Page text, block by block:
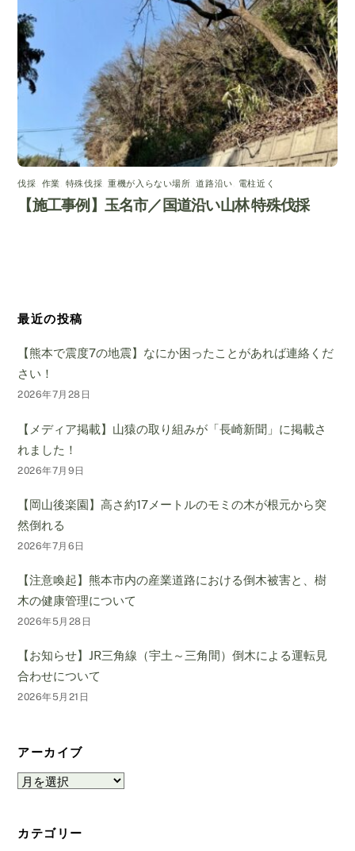
伐採 作業 特殊伐採 ,重機が入らない場所 ,道路沿い 電柱近く
【施工事例】玉名市／国道沿い山林 特殊伐採
最近の投稿
【熊本で震度7の地震】なにか困ったことがあれば連絡くだ
さい！
2026年7月28日
【メディア掲載】山猿の取り組みが「長崎新聞」に掲載さ
れました！
2026年7月9日
【岡山後楽園】高さ約17メートルのモミの木が根元から突
然倒れる
2026年7月6日
【注意喚起】熊本市内の産業道路における倒木被害と、樹
木の健康管理について
2026年5月28日
【お知らせ】JR三角線（宇土～三角間）倒木による運転見
合わせについて
2026年5月21日
アーカイブ
ア
イ
カテゴリー